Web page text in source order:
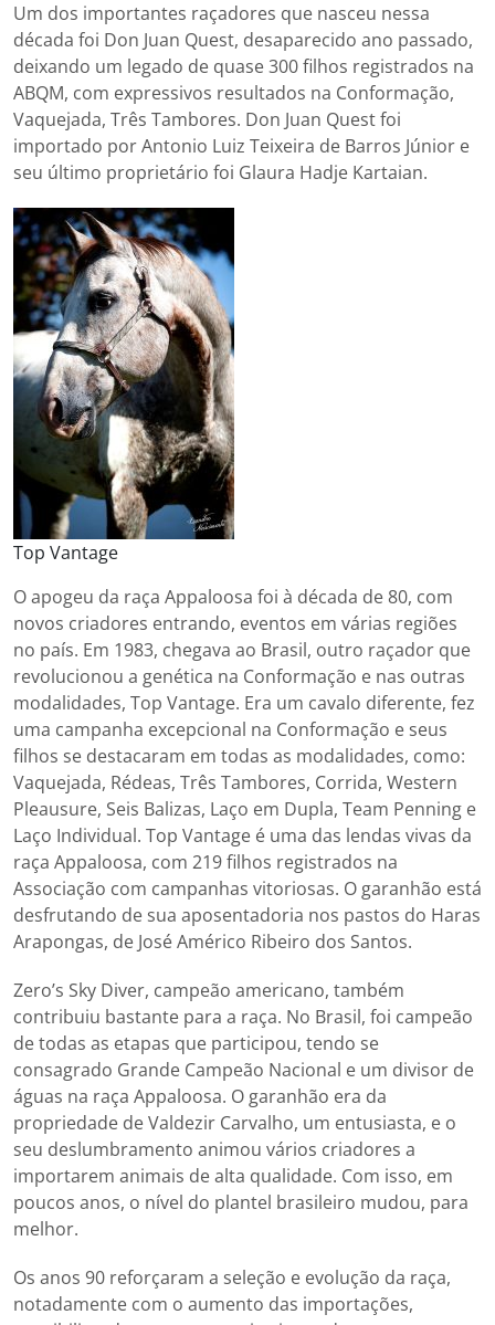
Um dos importantes raçadores que nasceu nessa
década foi Don Juan Quest, desaparecido ano passado,
deixando um legado de quase 300 filhos registrados na
ABQM, com expressivos resultados na Conformação,
Vaquejada, Três Tambores. Don Juan Quest foi
importado por Antonio Luiz Teixeira de Barros Júnior e
seu último proprietário foi Glaura Hadje Kartaian.
Top Vantage
O apogeu da raça Appaloosa foi à década de 80, com
novos criadores entrando, eventos em várias regiões
no país. Em 1983, chegava ao Brasil, outro raçador que
revolucionou a genética na Conformação e nas outras
modalidades, Top Vantage. Era um cavalo diferente, fez
uma campanha excepcional na Conformação e seus
filhos se destacaram em todas as modalidades, como:
Vaquejada, Rédeas, Três Tambores, Corrida, Western
Pleausure, Seis Balizas, Laço em Dupla, Team Penning e
Laço Individual. Top Vantage é uma das lendas vivas da
raça Appaloosa, com 219 filhos registrados na
Associação com campanhas vitoriosas. O garanhão está
desfrutando de sua aposentadoria nos pastos do Haras
Arapongas, de José Américo Ribeiro dos Santos.
Zero’s Sky Diver, campeão americano, também
contribuiu bastante para a raça. No Brasil, foi campeão
de todas as etapas que participou, tendo se
consagrado Grande Campeão Nacional e um divisor de
águas na raça Appaloosa. O garanhão era da
propriedade de Valdezir Carvalho, um entusiasta, e o
seu deslumbramento animou vários criadores a
importarem animais de alta qualidade. Com isso, em
poucos anos, o nível do plantel brasileiro mudou, para
melhor.
Os anos 90 reforçaram a seleção e evolução da raça,
notadamente com o aumento das importações,